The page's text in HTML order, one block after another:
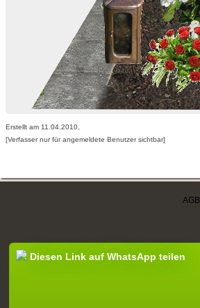
Erstellt am 11.04.2010,
[Verfasser nur für angemeldete Benutzer sichtbar]
AGB
Diesen Link auf WhatsApp teilen